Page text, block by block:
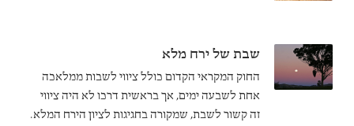
שבת של ירח מלא
החוק המקראי הקדום כולל ציווי לשבות ממלאכה
אחת לשבעה ימים, אך בראשית דרכו לא היה ציווי
זה קשור לשבת, שמקורה בחגיגות לציון הירח המלא.